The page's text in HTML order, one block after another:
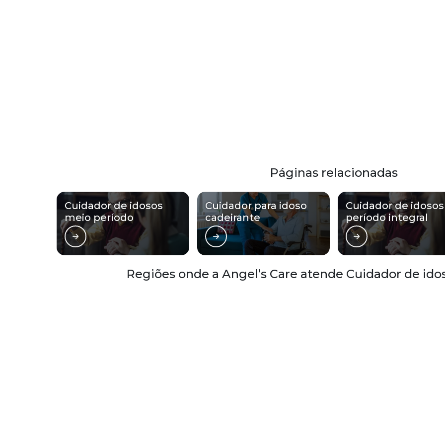
Páginas relacionadas
Cuidador de idosos
meio período
Cuidador para idoso
cadeirante
Cuidador de idosos
período integral
Regiões onde a Angel’s Care atende Cuidador de